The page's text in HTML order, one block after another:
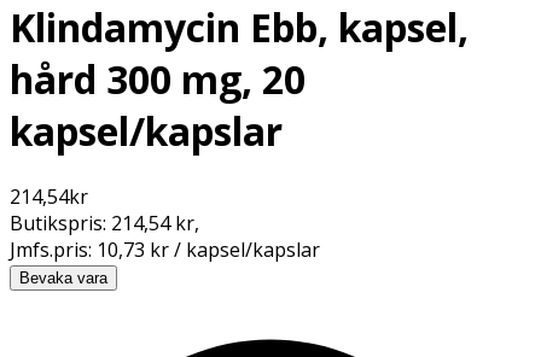
Klindamycin Ebb, kapsel,
hård 300 mg, 20
kapsel/kapslar
214,54kr
Butikspris: 214,54 kr,
Jmfs.pris: 10,73 kr / kapsel/kapslar
Bevaka vara